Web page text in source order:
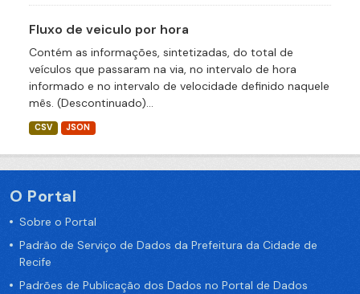
Fluxo de veiculo por hora
Contém as informações, sintetizadas, do total de
veículos que passaram na via, no intervalo de hora
informado e no intervalo de velocidade definido naquele
mês. (Descontinuado)...
CSV JSON
O Portal
Sobre o Portal
Padrão de Serviço de Dados da Prefeitura da Cidade de
Recife
Padrões de Publicação dos Dados no Portal de Dados